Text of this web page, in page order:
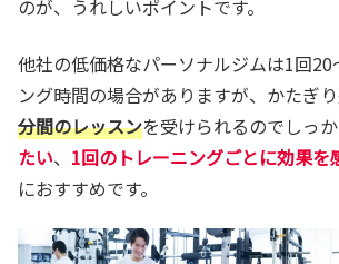
のが、うれしいポイントです。
他社の低価格なパーソナルジムは1回20
ング時間の場合がありますが、かたぎ
分間のレッスンを受けられるのでしっ
たい、 1回のトレーニングごとに効果を
におすすめです。